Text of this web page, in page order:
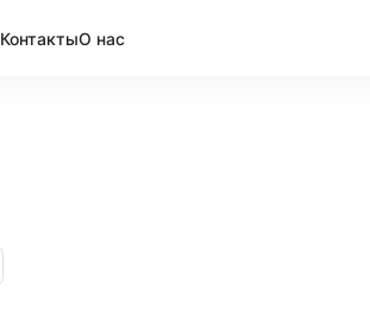
КонтактыО нас